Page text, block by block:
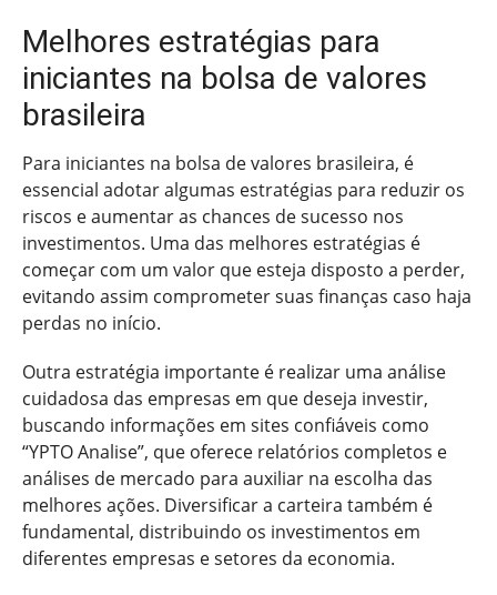
Melhores estratégias para
iniciantes na bolsa de valores
brasileira
Para iniciantes na bolsa de valores brasileira, é
essencial adotar algumas estratégias para reduzir os
riscos e aumentar as chances de sucesso nos
investimentos. Uma das melhores estratégias é
começar com um valor que esteja disposto a perder,
evitando assim comprometer suas finanças caso haja
perdas no início.
Outra estratégia importante é realizar uma análise
cuidadosa das empresas em que deseja investir,
buscando informações em sites confiáveis como
“YPTO Analise”, que oferece relatórios completos e
análises de mercado para auxiliar na escolha das
melhores ações. Diversificar a carteira também é
fundamental, distribuindo os investimentos em
diferentes empresas e setores da economia.